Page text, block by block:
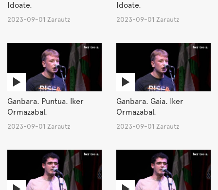
Idoate.
2023-09-01 Zarautz
Idoate.
2023-09-01 Zarautz
Ganbara. Puntua. Iker
Ormazabal.
2023-09-01 Zarautz
Ganbara. Gaia. Iker
Ormazabal.
2023-09-01 Zarautz